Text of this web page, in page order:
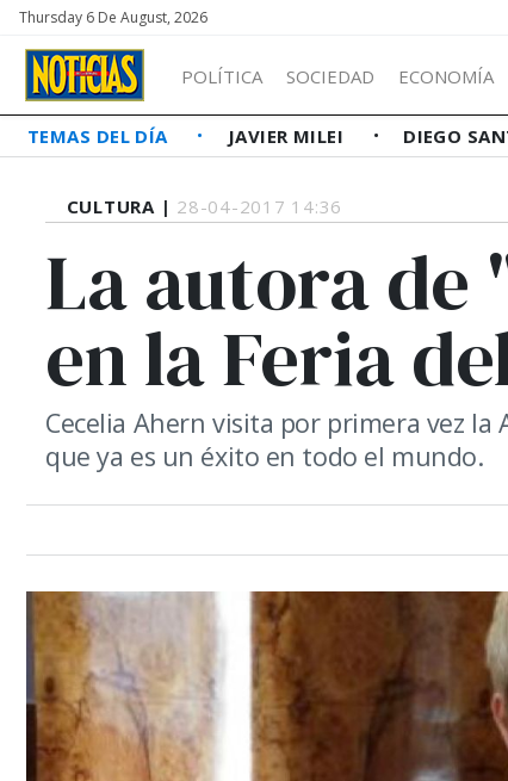
Thursday 6 De August, 2026
POLÍTICA SOCIEDAD ECONOMÍA
TEMAS DEL DÍA JAVIER MILEI DIEGO
CULTURA | 28-04-2017 14:36
La autora de
en la Feria
Cecelia Ahern visita por primera vez
que ya es un éxito en todo el mundo.